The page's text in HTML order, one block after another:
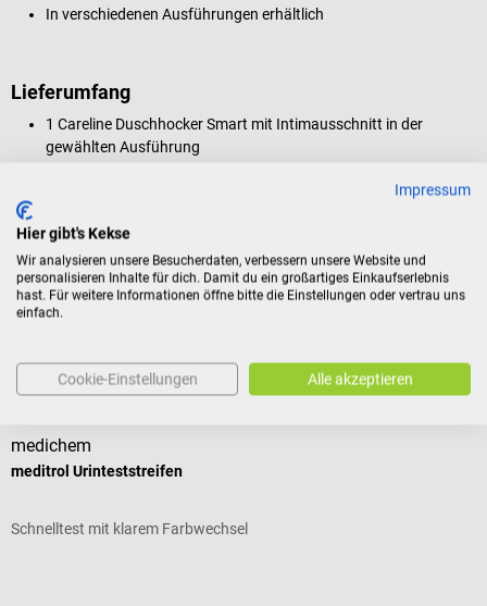
In verschiedenen Ausführungen erhältlich
Lieferumfang
1 Careline Duschhocker Smart mit Intimausschnitt in der
gewählten Ausführung
Produktidentifikation
Bewertungen
Kunden kauften auch
medichem
meditrol Urinteststreifen
Schnelltest mit klarem Farbwechsel
Impressum
Hier gibt's Kekse
Wir analysieren unsere Besucherdaten, verbessern unsere Website und
personalisieren Inhalte für dich. Damit du ein großartiges Einkaufserlebnis
hast. Für weitere Informationen öffne bitte die Einstellungen oder vertrau uns
einfach.
Cookie-Einstellungen Alle akzeptieren